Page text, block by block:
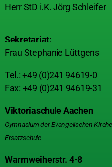
Herr StD i.K. Jörg Schleifer
Sekretariat:
Frau Stephanie Lüttgens
Tel.: +49 (0)241 94619-0
Fax: +49 (0)241 94619-31
Viktoriaschule Aachen
Gymnasium der Evangelischen
Ersatzschule
Warmweiherstr. 4-8